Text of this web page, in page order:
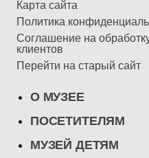
Карта сайта
Политика
Соглашение на
клиентов
Перейти на старый сайт
О МУЗЕЕ
ПОСЕТИТЕЛЯМ
МУЗЕЙ ДЕТЯМ